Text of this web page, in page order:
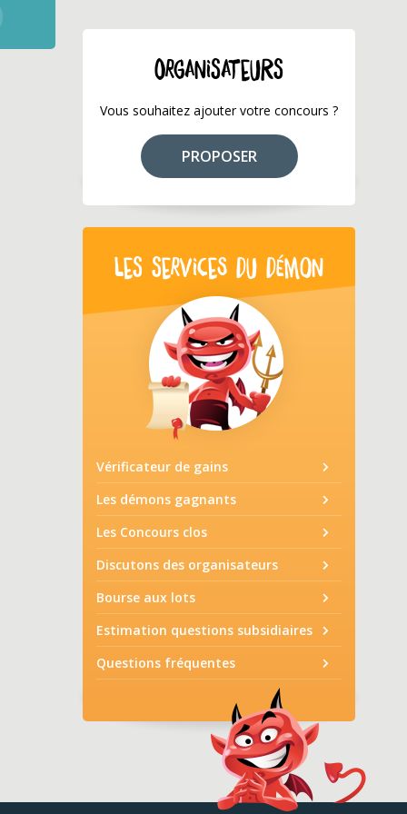
ORGANISATEURS
Vous souhaitez ajouter votre concours ?
PROPOSER
LES SERVICES DU DÉMON
Vérificateur de gains
Les démons gagnants
Les Concours clos
Discutons des organisateurs
Bourse aux lots
Estimation questions subsidiaires
Questions fréquentes